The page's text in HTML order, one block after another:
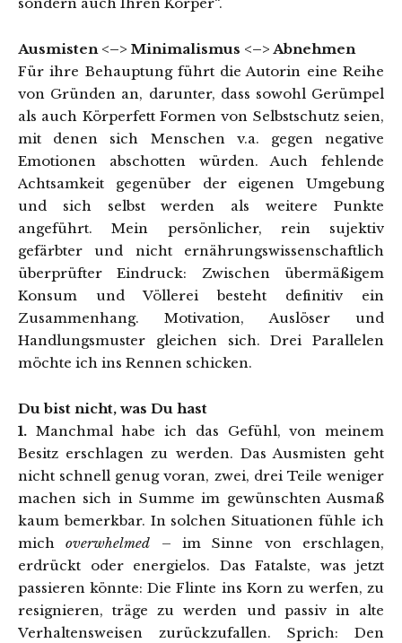
Ausmisten <–> Minimalismus <–> Abnehmen
Für ihre Behauptung führt die Autorin eine Reihe
von Gründen an, darunter, dass sowohl Gerümpel
als auch Körperfett Formen von Selbstschutz seien,
mit denen sich Menschen v.a. gegen negative
Emotionen abschotten würden. Auch fehlende
Achtsamkeit gegenüber der eigenen Umgebung
und sich selbst werden als weitere Punkte
angeführt. Mein persönlicher, rein sujektiv
gefärbter und nicht ernährungswissenschaftlich
überprüfter Eindruck: Zwischen übermäßigem
Konsum und Völlerei besteht definitiv ein
Zusammenhang. Motivation, Auslöser und
Handlungsmuster gleichen sich. Drei Parallelen
möchte ich ins Rennen schicken.
Du bist nicht, was Du hast
1. Manchmal habe ich das Gefühl, von meinem
Besitz erschlagen zu werden. Das Ausmisten geht
nicht schnell genug voran, zwei, drei Teile weniger
machen sich in Summe im gewünschten Ausmaß
kaum bemerkbar. In solchen Situationen fühle ich
michoverwhelmed – im Sinne von erschlagen,
erdrückt oder energielos. Das Fatalste, was jetzt
passieren könnte: Die Flinte ins Korn zu werfen, zu
resignieren, träge zu werden und passiv in alte
Verhaltensweisen zurückzufallen. Sprich: Den